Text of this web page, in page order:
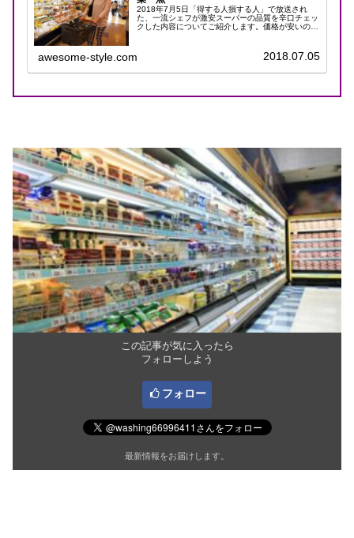
2018年7月5日「得する人損する人」で放送され
た、一流シェフが激安スーパーの品質を辛口チェッ
クした内容についてご紹介します。価格が安いのは
awesome-style.com 2018.07.05
この記事が気に入ったら
フォローしよう
フォロー
最新情報をお届けします。